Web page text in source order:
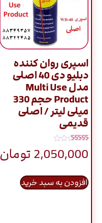
اسپری روان کننده
دبلیو دی 40 اصلی
مدل Multi Use
Product حجم 330
میلی لیتر / اصلی
قدیمی
نمره
5.00
از 5
2,050,000تومان
افزودن به سبد خرید